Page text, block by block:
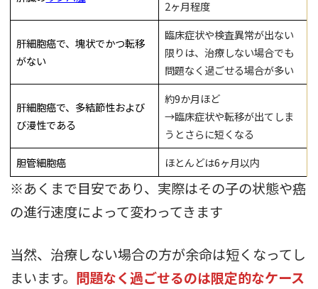
2ヶ月程度
肝細胞癌で、塊状でかつ転移
がない
臨床症状や検査異常が出ない
限りは、治療しない場合でも
問題なく過ごせる場合が多い
肝細胞癌で、多結節性および
び漫性である
約9か月ほど
→臨床症状や転移が出てしま
うとさらに短くなる
胆管細胞癌
ほとんどは6ヶ月以内
※あくまで目安であり、実際はその子の状態や癌
の進行速度によって変わってきます
当然、治療しない場合の方が余命は短くなってし
まいます。 問題なく過ごせるのは限定的なケース